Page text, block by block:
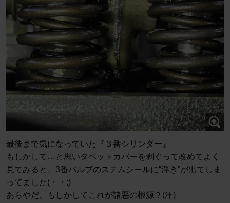
最後まで気になっていた『３番シリンダー』
もしかして…と思いタペットカバーを剥ぐって改めてよく
見てみると、3番バルブのステムシールに“浮き”が出てしま
ってました(・・;)
あらやだ、もしかしてこれが諸悪の根源？(汗)